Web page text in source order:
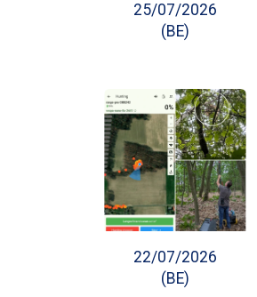
25/07/2026
(BE)
22/07/2026
(BE)